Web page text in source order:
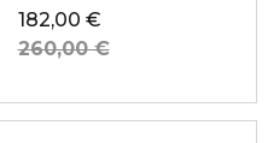
182,00 €
260,00 €